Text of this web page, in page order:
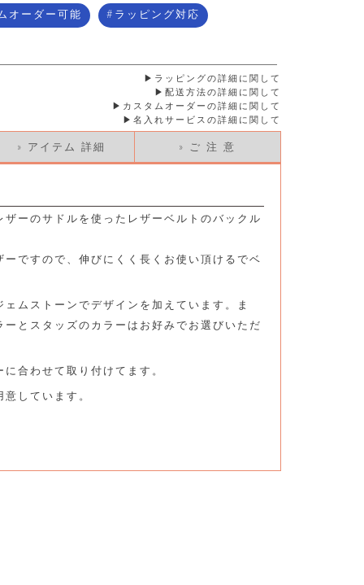
オーダー可能 ラッピング対応
ラッピングの詳細に関して
配送方法の詳細に関して
カスタムオーダーの詳細に関して
名入れサービスの詳細に関して
» アイテム 詳細 » ご 注 意
ザーのサドルを使ったレザーベルトのバックル
ーですので、伸びにくく長くお使い頂けるでベ
ムストーンでデザインを加えています。ま
ーとスタッズのカラーはお好みでお選びいただ
合わせて取り付けてます。
しています。